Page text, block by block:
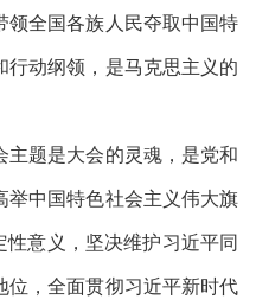
领全国各族人民夺取中国特
行动纲领，是马克思主义的
题是大会的灵魂，是党和
举中国特色社会主义伟大旗
性意义，坚决维护习近平同
位，全面贯彻习近平新时代